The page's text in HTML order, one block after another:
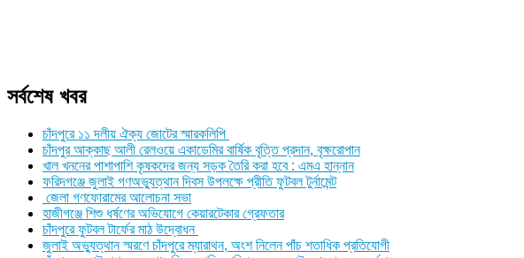
সর্বশেষ খবর
চাঁদপুরে ১১ দলীয় ঐক্য জোটের স্মারকলিপি
চাঁদপুর আক্কাছ আলী রেলওয়ে একাডেমির বার্ষিক বৃত্তি প্রদান, বৃক্ষরোপান
খাল খননের পাশাপাশি কৃষকদের জন্য সড়ক তৈরি করা হবে : এমএ হান্নান
ফরিদগঞ্জে জুলাই গণঅভ্যুত্থান দিবস উপলক্ষে প্রীতি ফুটবল টুর্নামেন্ট
জেলা গণফোরামের আলোচনা সভা
হাজীগঞ্জে শিশু ধর্ষণের অভিযোগে কেয়ারটেকার গ্রেফতার
চাঁদপুরে ফুটবল টার্ফের মাঠ উদ্বোধন
জুলাই অভ্যুত্থান স্মরণে চাঁদপুরে ম্যারাথন, অংশ নিলেন পাঁচ শতাধিক প্রতিযোগী